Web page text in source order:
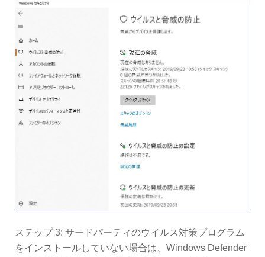
ステップ 3: サードパーティのウイルス対策プログラム
をインストールしていない場合は、Windows Defender